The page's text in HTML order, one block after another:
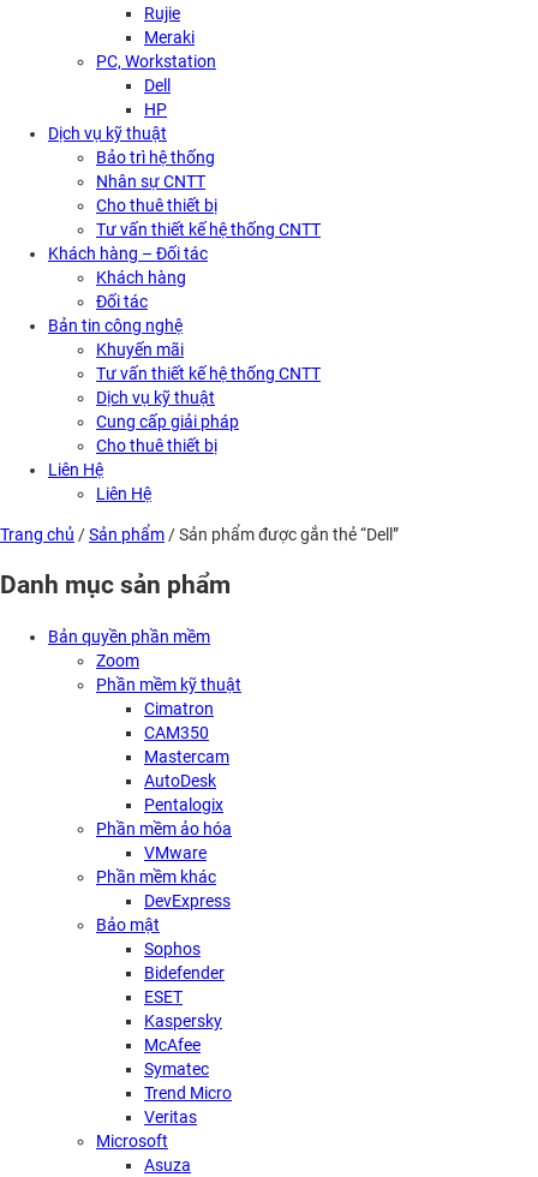
Rujie
Meraki
PC, Workstation
Dell
HP
Dịch vụ kỹ thuật
Bảo trì hệ thống
Nhân sự CNTT
Cho thuê thiết bị
Tư vấn thiết kế hệ thống CNTT
Khách hàng – Đối tác
Khách hàng
Đối tác
Bản tin công nghệ
Khuyến mãi
Tư vấn thiết kế hệ thống CNTT
Dịch vụ kỹ thuật
Cung cấp giải pháp
Cho thuê thiết bị
Liên Hệ
Liên Hệ
Trang chủ /Sản phẩm / Sản phẩm được gắn thẻ “Dell”
Danh mục sản phẩm
Bản quyền phần mềm
Zoom
Phần mềm kỹ thuật
Cimatron
CAM350
Mastercam
AutoDesk
Pentalogix
Phần mềm ảo hóa
VMware
Phần mềm khác
DevExpress
Bảo mật
Sophos
Bidefender
ESET
Kaspersky
McAfee
Symatec
Trend Micro
Veritas
Microsoft
Asuza